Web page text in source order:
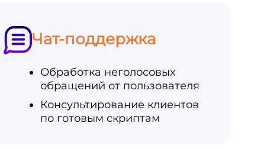
Чат-поддержка
Обработка неголосовых
обращений от пользователя
Консультирование клиентов
по готовым скриптам